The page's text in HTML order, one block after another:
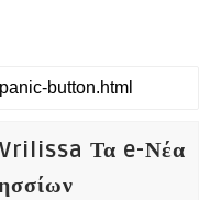
Τα e-Νέα